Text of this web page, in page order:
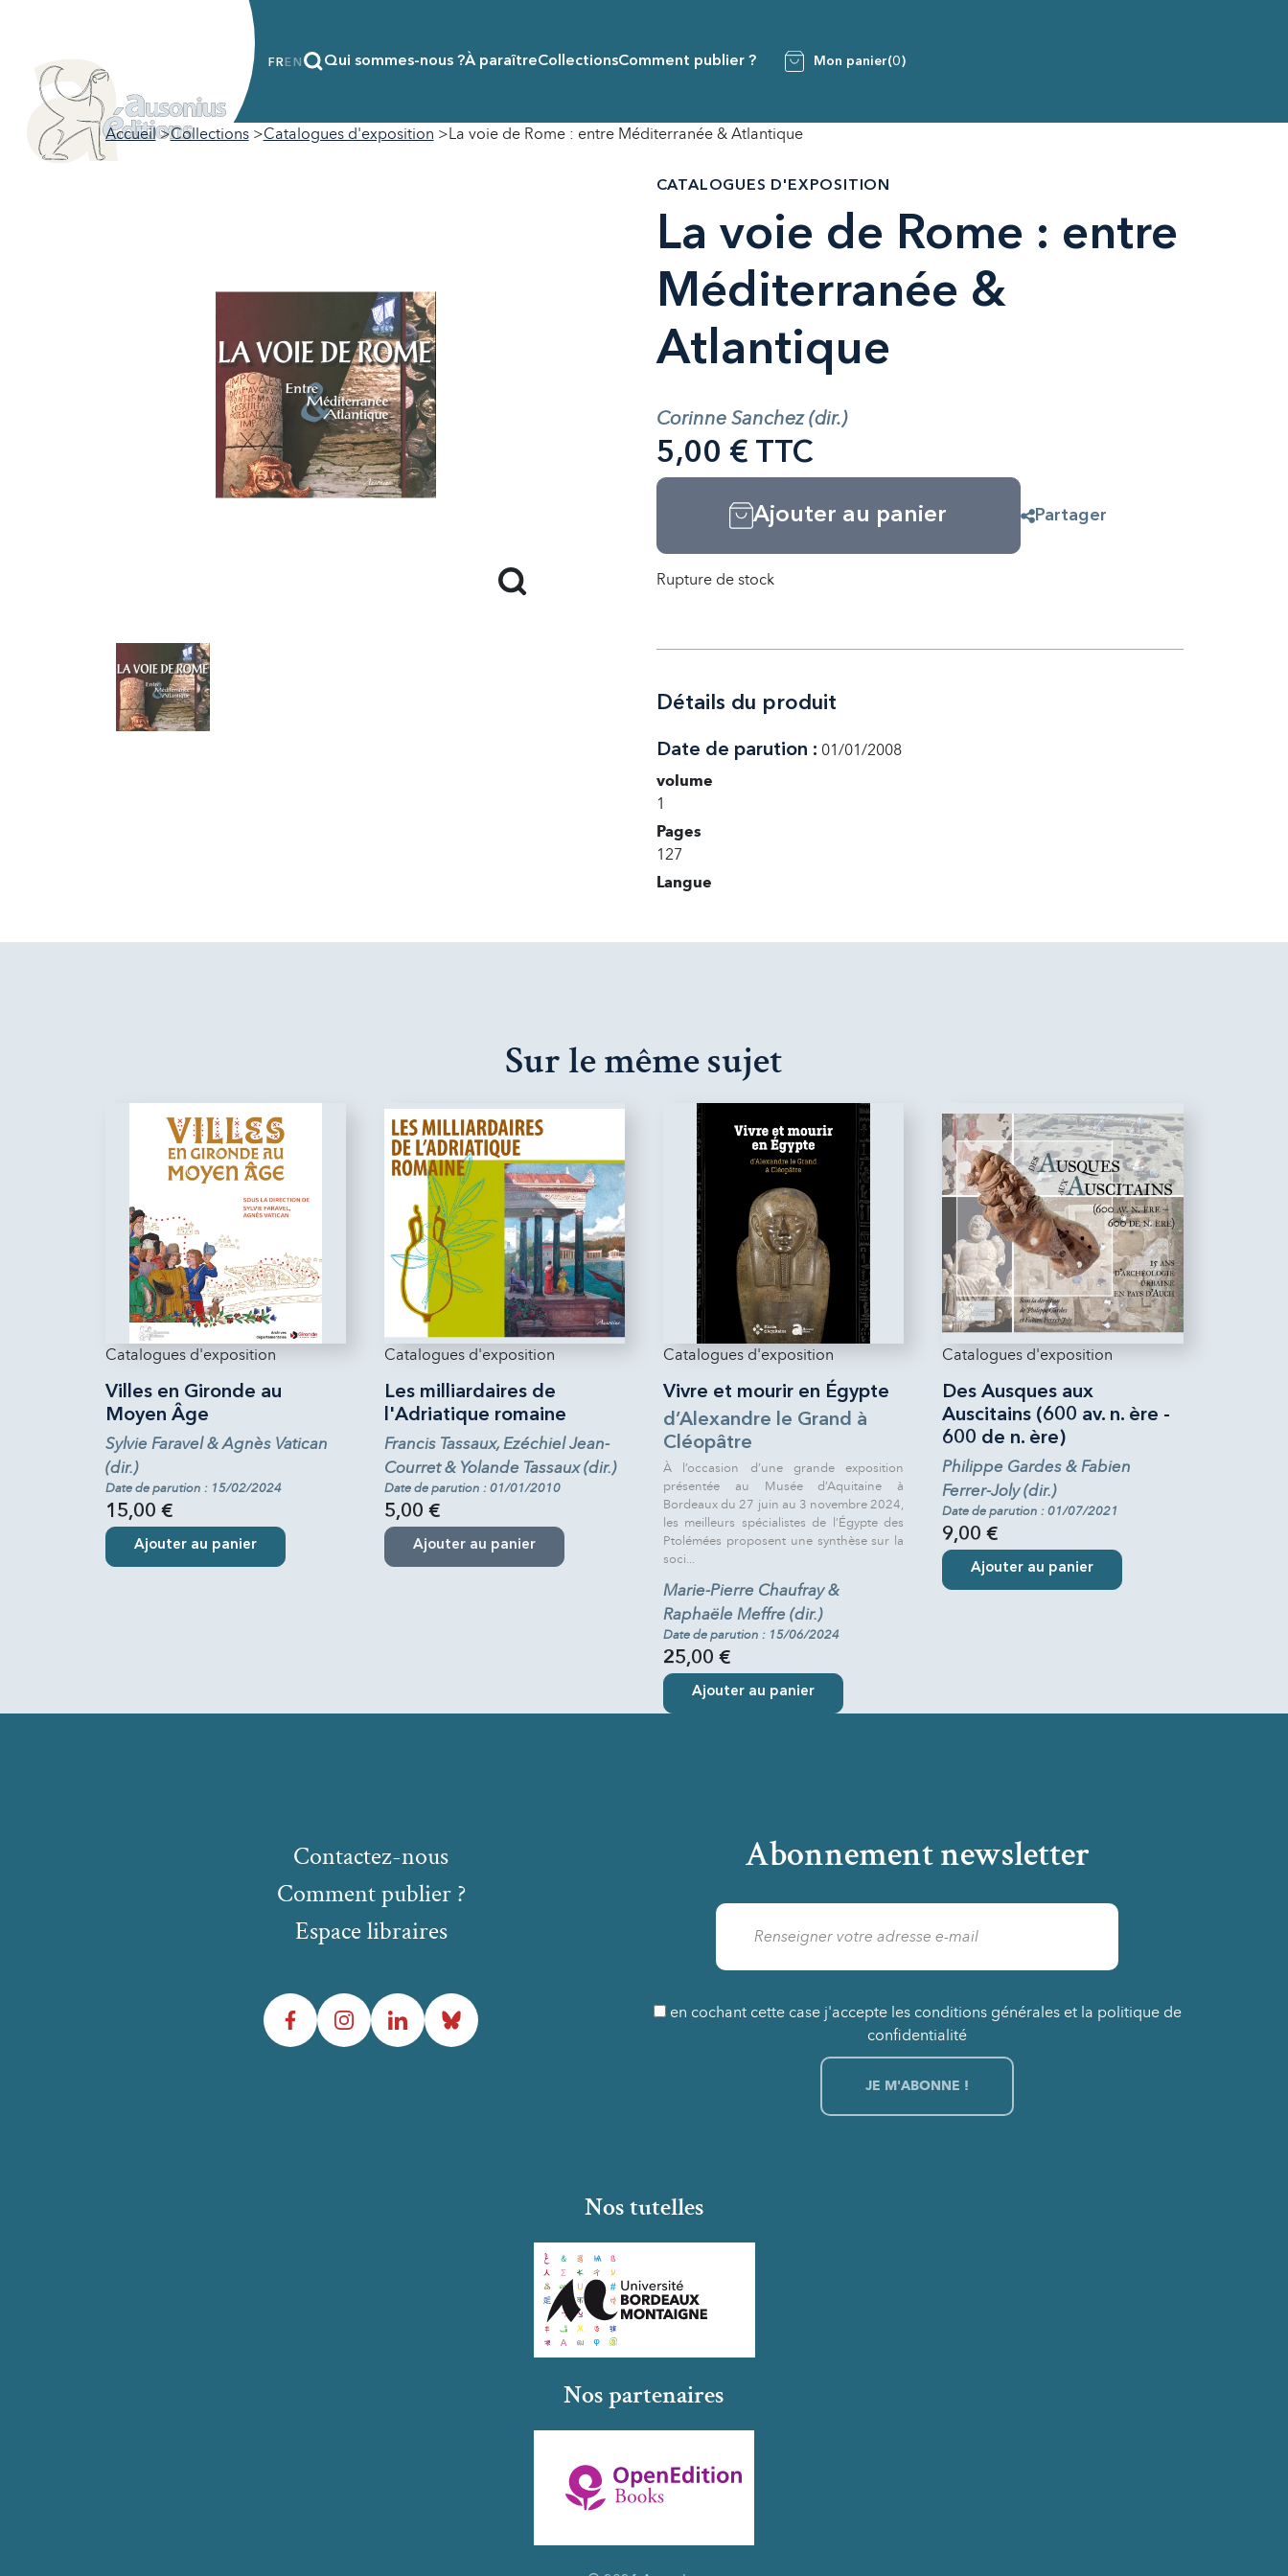
FR EN Qui sommes-nous ?À paraîtreCollectionsComment publier ? Mon panier(0)
Accueil Collections Catalogues d'exposition La voie de Rome : entre Méditerranée & Atlantique
CATALOGUES D'EXPOSITION
La voie de Rome : entre
Méditerranée &
Atlantique
Corinne Sanchez (dir.)
5,00 € TTC
Ajouter au panier Partager
Rupture de stock
Détails du produit
Date de parution : 01/01/2008
volume
1
Pages
127
Langue
Sur le même sujet
Catalogues d'exposition
Villes en Gironde au
Moyen Âge
Sylvie Faravel & Agnès Vatican
(dir.)
Date de parution : 15/02/2024
15,00 €
Ajouter au panier
Catalogues d'exposition
Les milliardaires de
l'Adriatique romaine
Francis Tassaux, Ezéchiel Jean-
Courret & Yolande Tassaux (dir.)
Date de parution : 01/01/2010
5,00 €
Ajouter au panier
Catalogues d'exposition
Vivre et mourir en Égypte
d’Alexandre le Grand à
Cléopâtre
À l’occasion d’une grande exposition
présentée au Musée d’Aquitaine à
Bordeaux du 27 juin au 3 novembre 2024,
les meilleurs spécialistes de l’Égypte des
Ptolémées proposent une synthèse sur la
soci...
Marie-Pierre Chaufray &
Raphaële Meffre (dir.)
Date de parution : 15/06/2024
25,00 €
Ajouter au panier
Catalogues d'exposition
Des Ausques aux
Auscitains (600 av. n. ère -
600 de n. ère)
Philippe Gardes & Fabien
Ferrer-Joly (dir.)
Date de parution : 01/07/2021
9,00 €
Ajouter au panier
Abonnement newsletter
en cochant cette case j'accepte les conditions générales et la politique de
confidentialité
Comment publier ?
Espace libraires
Contactez-nous
FacebookInstagramLinkedInBluesky
Nos tutelles
Nos partenaires